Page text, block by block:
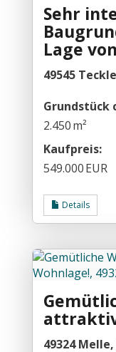
Sehr
Lage
49545
Grund­stück
2.450 m²
Kaufpreis:
549.000 EUR
Details
49324